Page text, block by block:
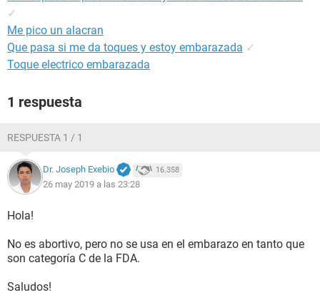
✓
Me pico un alacran
Que pasa si me da toques y estoy embarazada ✓
Toque electrico embarazada
1 respuesta
RESPUESTA 1 / 1
Dr. Joseph Exebio 16.358
26 may 2019 a las 23:28
Hola!
No es abortivo, pero no se usa en el embarazo en tanto que
son categoría C de la FDA.
Saludos!